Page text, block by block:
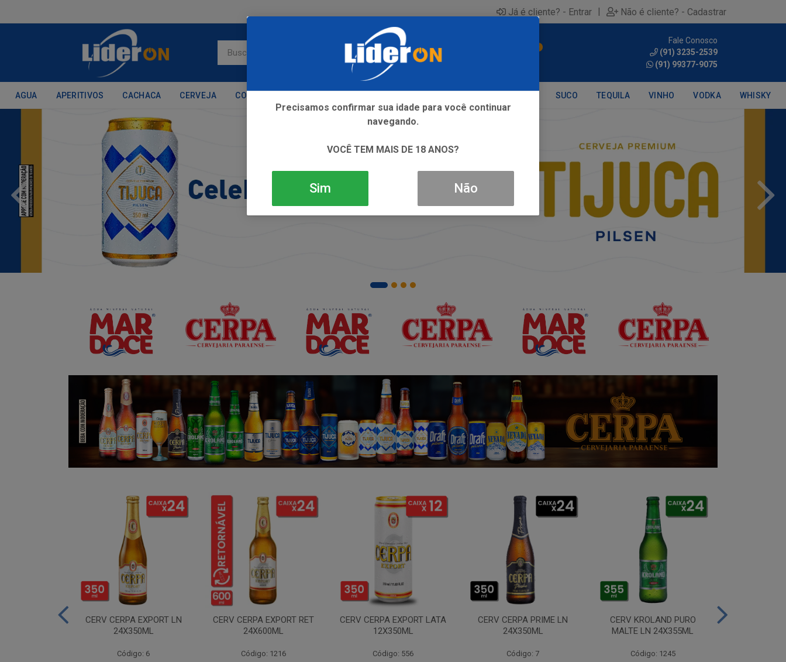
Já é cliente? - Entrar | Não é cliente? - Cadastrar
Fale Conosco
(91) 3235-2539
(91) 99377-9075
AGUA APERITIVOS CACHACA CERVEJA CONHAQUE SUCO TEQUILA VINHO VODKA WHISKY
CERV CERPA EXPORT LN
24X350ML
Código: 6
CERV CERPA EXPORT RET
24X600ML
Código: 1216
CERV CERPA EXPORT LATA
12X350ML
Código: 556
CERV CERPA PRIME LN
24X350ML
Código: 7
CERV KROLAND PURO
MALTE LN 24X355ML
Código: 1245
Precisamos confirmar sua idade para você continuar
navegando.
VOCÊ TEM MAIS DE 18 ANOS?
Sim Não